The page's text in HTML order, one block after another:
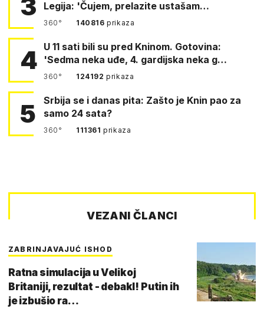
Legija: 'Čujem, prelazite ustašam…
360° 140816prikaza
4 U 11 sati bili su pred Kninom. Gotovina:
'Sedma neka uđe, 4. gardijska neka g…
360° 124192prikaza
5
Srbija se i danas pita: Zašto je Knin pao za
samo 24 sata?
360° 111361prikaza
VEZANI ČLANCI
ZABRINJAVAJUĆ ISHOD
Ratna simulacija u Velikoj
Britaniji, rezultat - debakl! Putin ih
je izbušio ra…